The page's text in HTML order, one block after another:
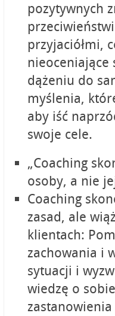
pozytywnych
przyjaciółmi,
nieoceniające
dążeniu do
myślenia,
aby iść
swoje cele.
„Coaching
osoby, a nie
Coaching
zasad, ale
klientach:
zachowania i
sytuacji i
wiedzę o